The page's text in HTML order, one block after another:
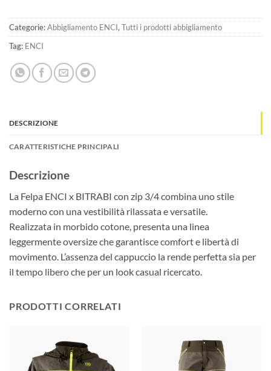
Categorie:Abbigliamento ENCI, Tutti i prodotti abbigliamento
Tag: ENCI
DESCRIZIONE
CARATTERISTICHE PRINCIPALI
Descrizione
La Felpa ENCI x BITRABI con zip 3/4 combina uno stile
moderno con una vestibilità rilassata e versatile.
Realizzata in morbido cotone, presenta una linea
leggermente oversize che garantisce comfort e libertà di
movimento. L’assenza del cappuccio la rende perfetta sia per
il tempo libero che per un look casual ricercato.
PRODOTTI CORRELATI